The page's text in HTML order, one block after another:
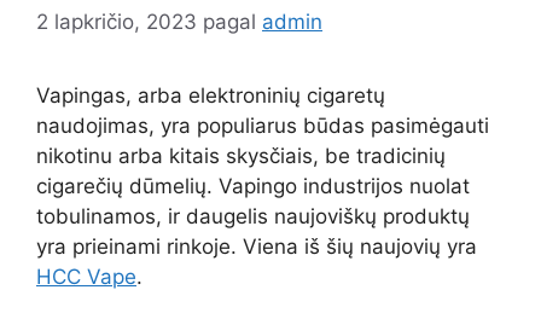
2 lapkričio, 2023 pagal admin
Vapingas, arba elektroninių cigaretų
naudojimas, yra populiarus būdas pasimėgauti
nikotinu arba kitais skysčiais, be tradicinių
cigarečių dūmelių. Vapingo industrijos nuolat
tobulinamos, ir daugelis naujoviškų produktų
yra prieinami rinkoje. Viena iš šių naujovių yra
HCC Vape.